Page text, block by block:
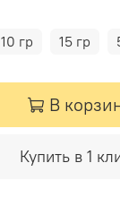
10 гр 15 гр
В
Купить в 1